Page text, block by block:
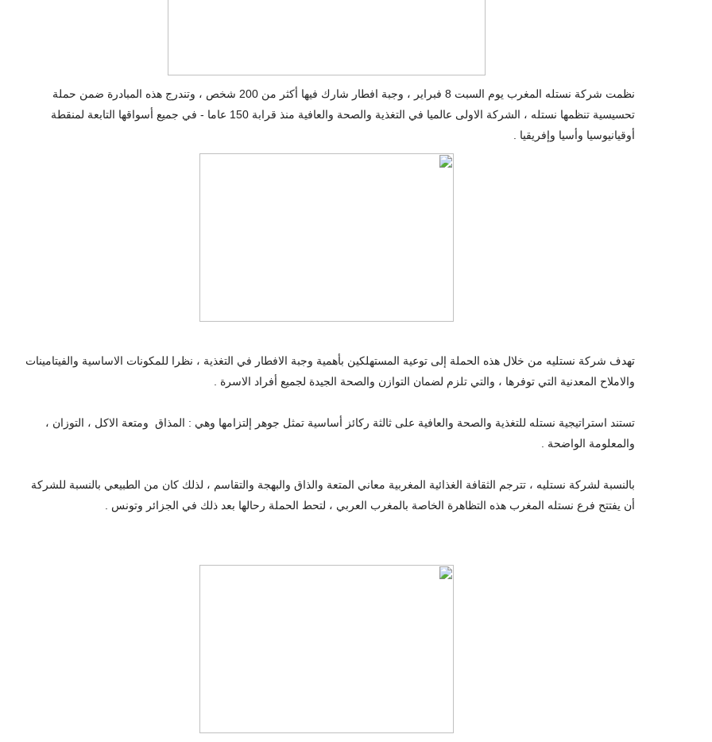
نظمت شركة نستله المغرب يوم السبت 8 فبراير ، وجبة افطار شارك فيها أكثر من 200 شخص ، وتندرج هذه المبادرة ضمن حملة
تحسيسية تنظمها نستله ، الشركة الاولى عالميا في التغذية والصحة والعافية منذ قرابة 150 عاما - في جميع أسواقها التابعة لمنقطة
أوقيانيوسيا وأسيا وإفريقيا .
تهدف شركة نستليه من خلال هذه الحملة إلى توعية المستهلكين بأهمية وجبة الافطار في التغذية ، نظرا للمكونات الاساسية والفيتامينات
والاملاح المعدنية التي توفرها ، والتي تلزم لضمان التوازن والصحة الجيدة لجميع أفراد الاسرة .
تستند استراتيجية نستله للتغذية والصحة والعافية على ثالثة ركائز أساسية تمثل جوهر إلتزامها وهي : المذاق ومتعة الاكل ، التوزان ،
والمعلومة الواضحة .
بالنسبة لشركة نستليه ، تترجم الثقافة الغذائية المغربية معاني المتعة والذاق والبهجة والتقاسم ، لذلك كان من الطبيعي بالنسبة للشركة
أن يفتتح فرع نستله المغرب هذه التظاهرة الخاصة بالمغرب العربي ، لتحط الحملة رحالها بعد ذلك في الجزائر وتونس .